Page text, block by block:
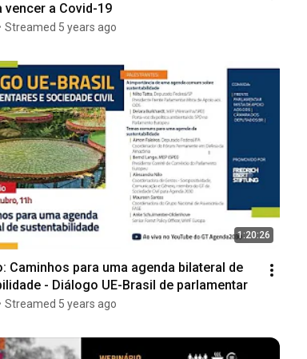
vencer a Covid-19
Streamed 5 years ago
1:20:26
Caminhos para uma agenda bilateral de
- Diálogo UE-Brasil de parlamentar
Streamed 5 years ago